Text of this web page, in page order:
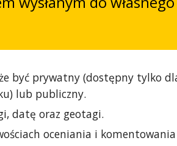
być prywatny (dostępny tylko
lub publiczny.
datę oraz geotagi.
oceniania i